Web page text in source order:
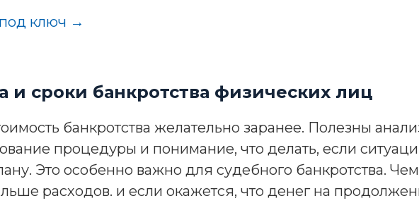
под ключ →
и сроки банкротства физических лиц
банкротства желательно заранее. Полезны
процедуры и понимание, что делать, если
Это особенно важно для судебного банкротства. Чем
расходов. и если окажется, что денег на